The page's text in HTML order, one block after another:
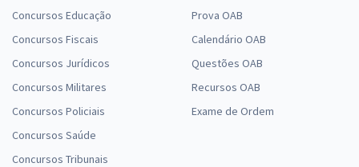
Concursos Educação
Concursos Fiscais
Concursos Jurídicos
Concursos Militares
Concursos Policiais
Concursos Saúde
Concursos Tribunais
Prova OAB
Calendário OAB
Questões OAB
Recursos OAB
Exame de Ordem